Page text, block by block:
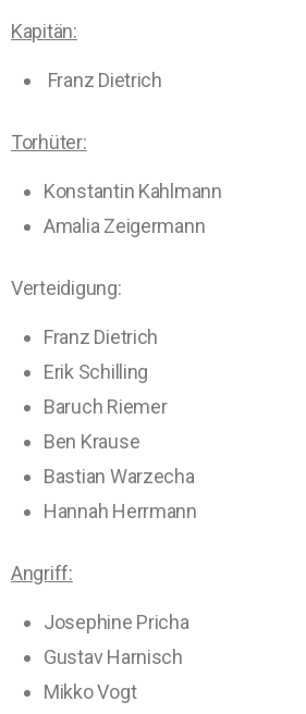
Kapitän:
Franz Dietrich
Torhüter:
Konstantin Kahlmann
Amalia Zeigermann
Verteidigung:
Franz Dietrich
Erik Schilling
Baruch Riemer
Ben Krause
Bastian Warzecha
Hannah Herrmann
Angriff:
Josephine Pricha
Gustav Harnisch
Mikko Vogt